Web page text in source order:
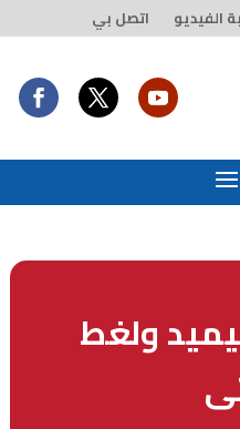
الفيديو اتصل بي
ولغط